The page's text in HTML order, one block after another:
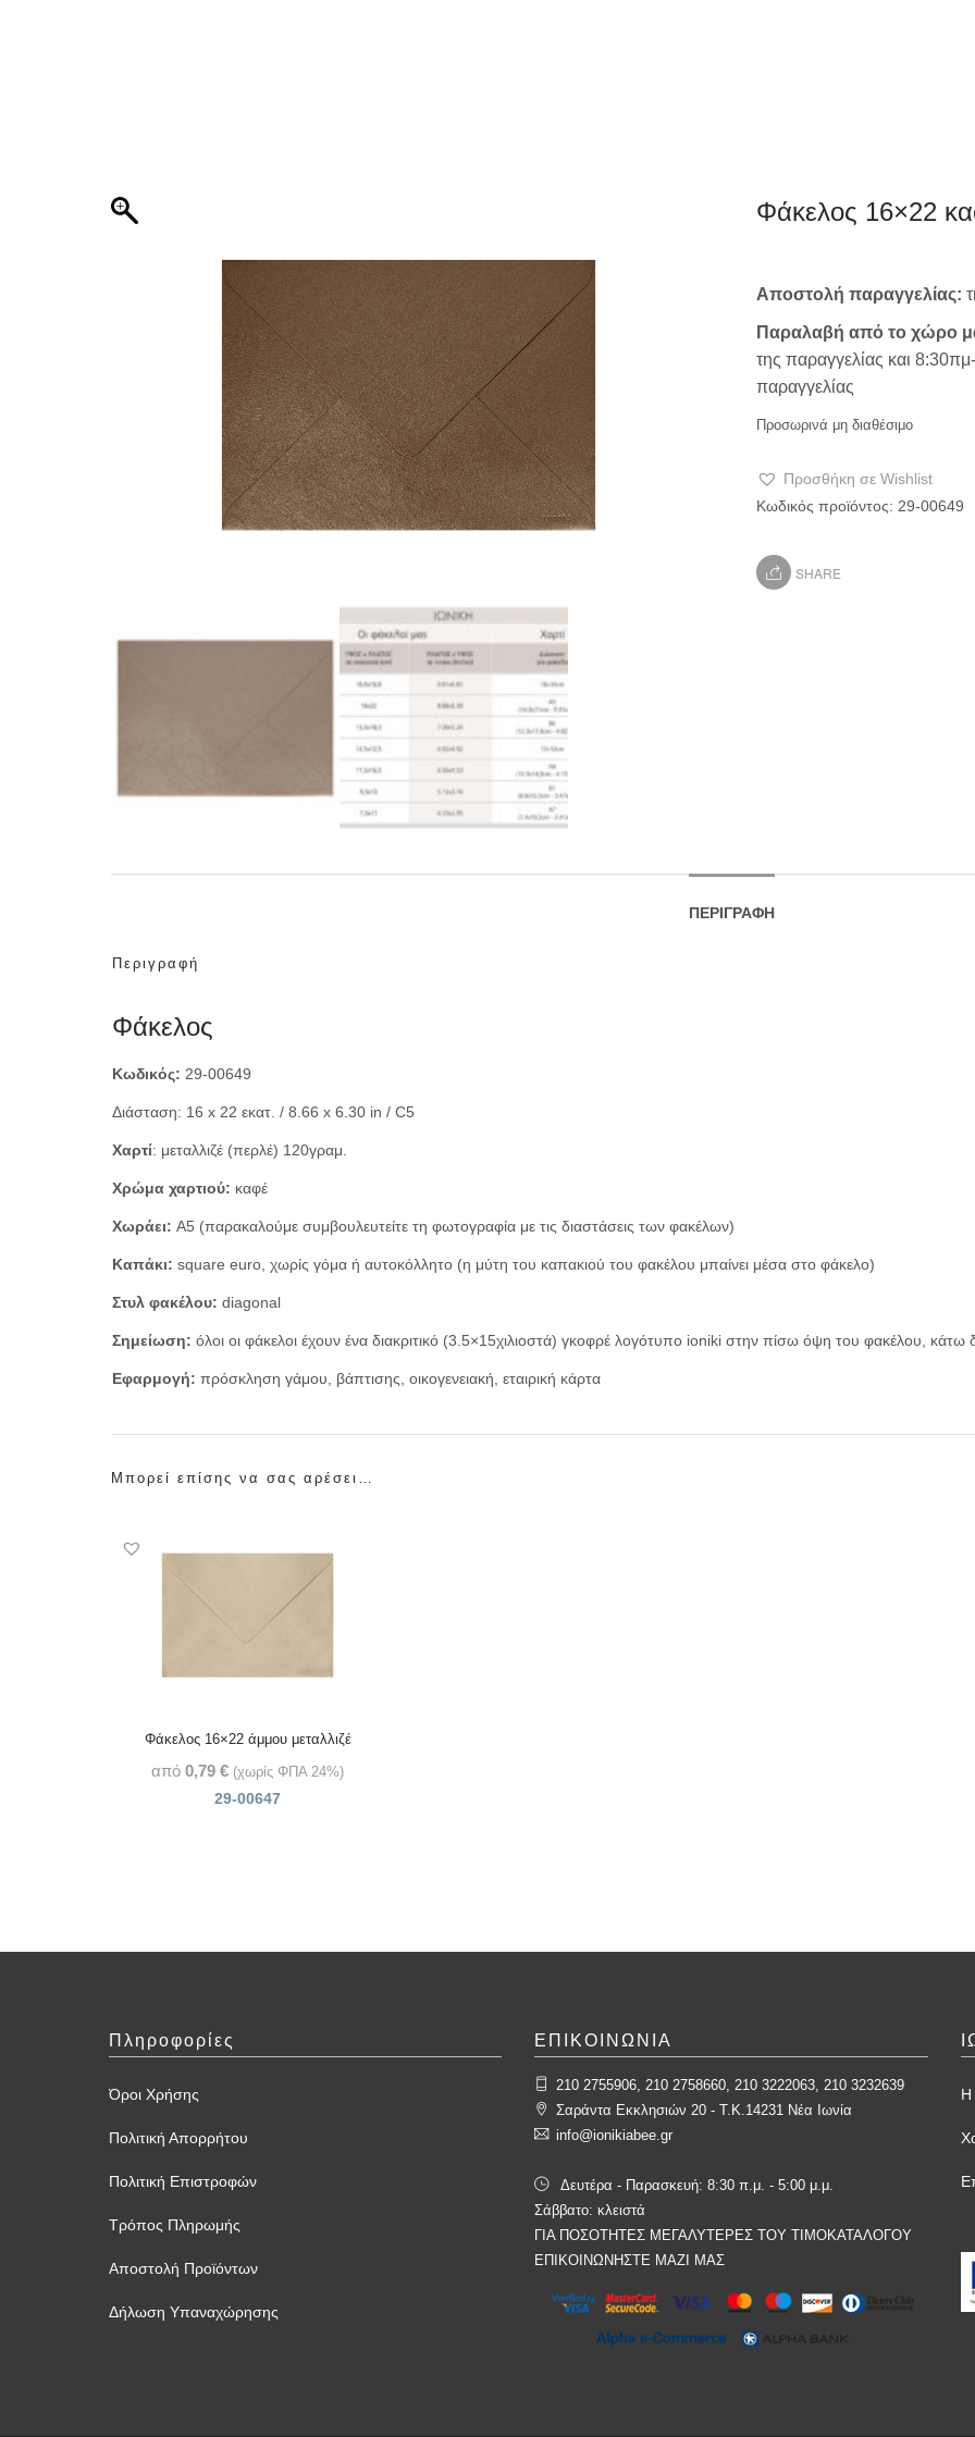
Εταιρειών/Τιμολογίων/
Ξενοδοχείων
Φάκελος 16×22
Αποστολή παραγγελίας:
Παραλαβή από το χώρο
της παραγγελίας και
παραγγελίας
Προσωρινά μη διαθέσιμο
Προσθήκη σε Wishlist
Κωδικός προϊόντος: 29-00649
SHARE
ΠΕΡΙΓΡΑΦΉ
Περιγραφή
Φάκελος
Κωδικός: 29-00649
Διάσταση: 16 x 22 εκατ. / 8.66 x 6.30 in / C5
Χαρτί: μεταλλιζέ (περλέ) 120γραμ.
Χρώμα χαρτιού: καφέ
Χωράει: Α5 (παρακαλούμε συμβουλευτείτε τη φωτογραφία με τις διαστάσεις των φακέλων)
Καπάκι: square euro, χωρίς γόμα ή αυτοκόλλητο (η μύτη του καπακιού του φακέλου μπαίνει μέσα στο φάκελο)
Στυλ φακέλου: diagonal
Σημείωση: όλοι οι φάκελοι έχουν ένα διακριτικό (3.5×15χιλιοστά) γκοφρέ λογότυπο ioniki στην πίσω όψη του φακέλου, κάτω
Εφαρμογή: πρόσκληση γάμου, βάπτισης, οικογενειακή, εταιρική κάρτα
Μπορεί επίσης να σας αρέσει…
Φάκελος 16×22 άμμου μεταλλιζέ
από0,79€ (χωρίς ΦΠΑ 24%)
29-00647
Πληροφορίες
Όροι Χρήσης
Πολιτική Απορρήτου
Πολιτική Επιστροφών
Τρόπος Πληρωμής
Αποστολή Προϊόντων
Δήλωση Υπαναχώρησης
ΕΠΙΚΟΙΝΩΝΙΑ
210 2755906, 210 2758660, 210 3222063, 210 3232639
Σαράντα Εκκλησιών 20 - T.K.14231 Νέα Ιωνία
info@ionikiabee.gr
Δευτέρα - Παρασκευή: 8:30 π.μ. - 5:00 μ.μ.
Σάββατο: κλειστά
ΓΙΑ ΠΟΣΟΤΗΤΕΣ ΜΕΓΑΛΥΤΕΡΕΣ ΤΟΥ ΤΙΜΟΚΑΤΑΛΟΓΟΥ
ΕΠΙΚΟΙΝΩΝΗΣΤΕ ΜΑΖΙ ΜΑΣ
Η